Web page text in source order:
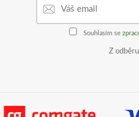
Souhlasím se
Z